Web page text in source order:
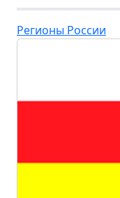
Регионы России